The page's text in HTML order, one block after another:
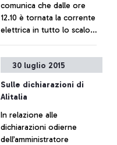
comunica che dalle ore
12.10 è tornata la corrente
elettrica in tutto lo scalo
+ Approfondisci
30 luglio 2015
Sulle dichiarazioni di
Alitalia
In relazione alle
dichiarazioni odierne
dell’amministratore